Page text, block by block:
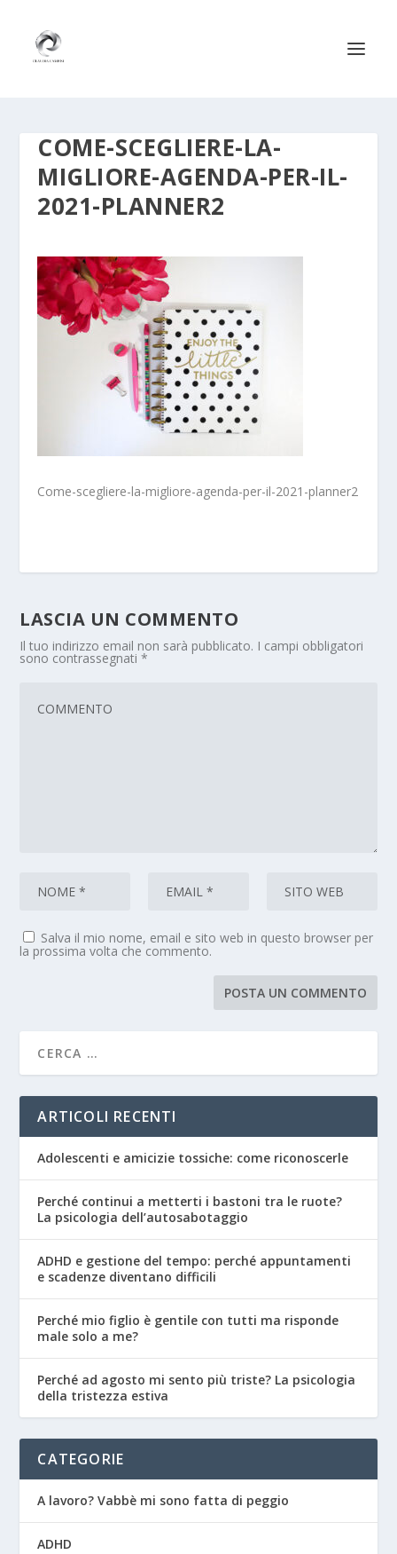
COME-SCEGLIERE-LA-
MIGLIORE-AGENDA-PER-IL-
2021-PLANNER2
Come-scegliere-la-migliore-agenda-per-il-2021-planner2
LASCIA UN COMMENTO
Il tuo indirizzo email non sarà pubblicato. I campi obbligatori
sono contrassegnati*
Salva il mio nome, email e sito web in questo browser per
la prossima volta che commento.
ARTICOLI RECENTI
Adolescenti e amicizie tossiche: come riconoscerle
Perché continui a metterti i bastoni tra le ruote?
La psicologia dell’autosabotaggio
ADHD e gestione del tempo: perché appuntamenti
e scadenze diventano difficili
Perché mio figlio è gentile con tutti ma risponde
male solo a me?
Perché ad agosto mi sento più triste? La psicologia
della tristezza estiva
CATEGORIE
A lavoro? Vabbè mi sono fatta di peggio
ADHD